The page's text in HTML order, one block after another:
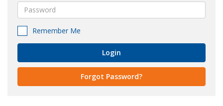
Remember Me
Forgot Password?